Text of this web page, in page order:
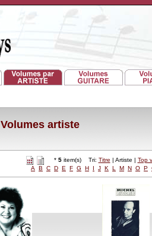
Volumes artiste
* 5item(s) Tri: Titre | Artiste | Top
A
B C D E F G H I J K L M N O P